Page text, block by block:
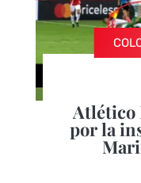
Atlético
por la